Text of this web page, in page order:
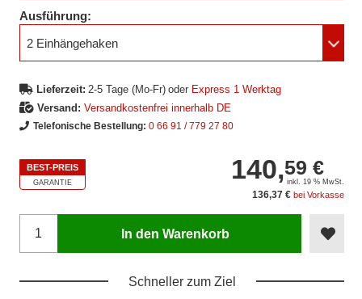
Ausführung:
2 Einhängehaken
Lieferzeit: 2-5 Tage (Mo-Fr) oder Express 1 Werktag
Versand: Versandkostenfrei innerhalb DE
Telefonische Bestellung: 0 66 91 / 779 27 80
BEST-PREIS
GARANTIE 140,59 €
inkl. 19 % MwSt.
136,37 € bei Vorkasse
In den Warenkorb
Schneller zum Ziel